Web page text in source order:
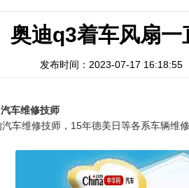
奥迪q3着车风扇一
发布时间：2023-07-17 16:18:55
汽车维修技师